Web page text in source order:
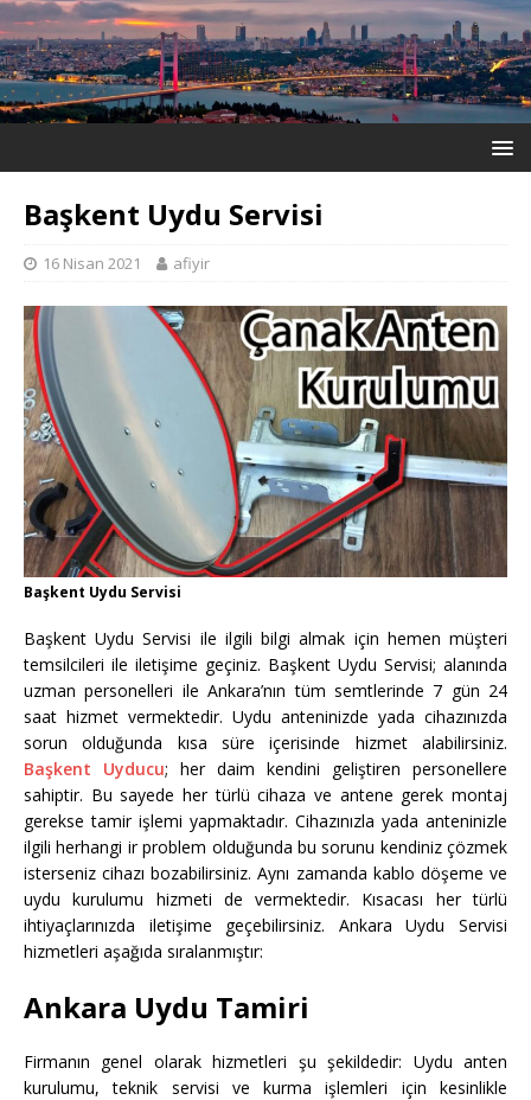
Başkent Uydu Servisi
16 Nisan 2021 afiyir
Başkent Uydu Servisi
Başkent Uydu Servisi ile ilgili bilgi almak için hemen müşteri
temsilcileri ile iletişime geçiniz. Başkent Uydu Servisi; alanında
uzman personelleri ile Ankara’nın tüm semtlerinde 7 gün 24
saat hizmet vermektedir. Uydu anteninizde yada cihazınızda
sorun olduğunda kısa süre içerisinde hizmet alabilirsiniz.
Başkent Uyducu; her daim kendini geliştiren personellere
sahiptir. Bu sayede her türlü cihaza ve antene gerek montaj
gerekse tamir işlemi yapmaktadır. Cihazınızla yada anteninizle
ilgili herhangi ir problem olduğunda bu sorunu kendiniz çözmek
isterseniz cihazı bozabilirsiniz. Aynı zamanda kablo döşeme ve
uydu kurulumu hizmeti de vermektedir. Kısacası her türlü
ihtiyaçlarınızda iletişime geçebilirsiniz. Ankara Uydu Servisi
hizmetleri aşağıda sıralanmıştır:
Ankara Uydu Tamiri
Firmanın genel olarak hizmetleri şu şekildedir: Uydu anten
kurulumu, teknik servisi ve kurma işlemleri için kesinlikle